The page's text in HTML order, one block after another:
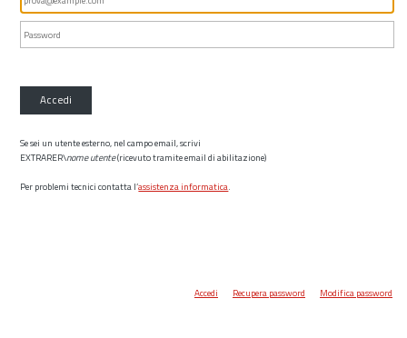
Accedi
Se sei un utente esterno, nel campo email, scrivi
EXTRARER\nome utente(ricevuto tramite email di abilitazione)
Per problemi tecnici contatta l’assistenza informatica.
Accedi Recupera password Modifica password